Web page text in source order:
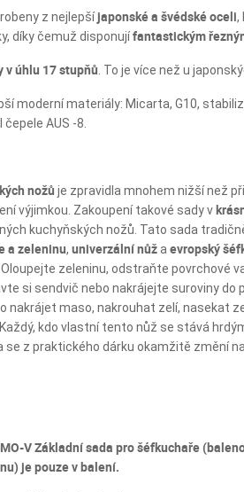
z nejlepšíjaponské a švédské oceli,
díky čemuž disponujífantastickým
v úhlu 17 stupňů. To je více než u
moderní materiály: Micarta, G10,
AUS -8.
nožů je zpravidla mnohem nižší než
výjimkou. Zakoupení takové sady v
kuchyňských nožů. Tato sada
a zeleninu, univerzální nůžaevropský
Oloupejte zeleninu, odstraňte povrchové
si sendvič nebo nakrájejte suroviny do
nakrájet maso, nakrouhat zelí, nasekat
Každý, kdo vlastní tento nůž se stává
z praktického dárku okamžitě změní
V Základní sada pro šéfkuchaře
je pouze v balení.